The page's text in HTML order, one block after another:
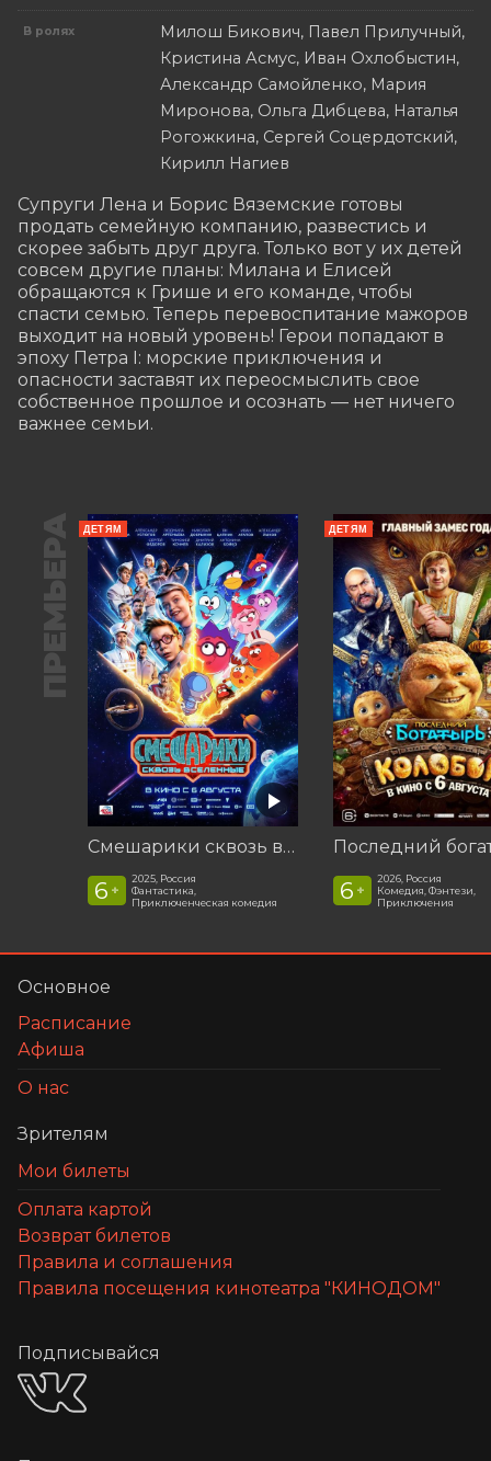
В ролях
Милош Бикович, Павел Прилучный,
Кристина Асмус, Иван Охлобыстин,
Александр Самойленко, Мария
Миронова, Ольга Дибцева, Наталья
Рогожкина, Сергей Соцердотский,
Кирилл Нагиев
Супруги Лена и Борис Вяземские готовы
продать семейную компанию, развестись и
скорее забыть друг друга. Только вот у их детей
совсем другие планы: Милана и Елисей
обращаются к Грише и его команде, чтобы
спасти семью. Теперь перевоспитание мажоров
выходит на новый уровень! Герои попадают в
эпоху Петра I: морские приключения и
опасности заставят их переосмыслить свое
собственное прошлое и осознать — нет ничего
важнее семьи.
ПРЕМЬЕРА ДЕТЯМ
Смешарики сквозь вселенные
6 +
2025, Россия
Фантастика,
Приключенческая комедия
ДЕТЯМ
6 +
2026, Россия
Комедия, Фэнтези,
Приключения
Основное
Расписание
Афиша
О нас
Зрителям
Мои билеты
Оплата картой
Возврат билетов
Правила и соглашения
Правила посещения кинотеатра "КИНОДОМ"
Подписывайся